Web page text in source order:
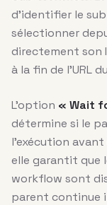
d’identifier le
sélectionner
directement son
à la fin de l’URL
L’option « Wait
détermine si le
l’exécution
elle garantit que
workflow sont
parent continue